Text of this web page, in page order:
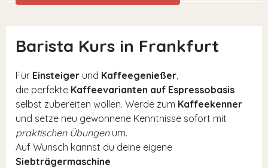
Barista Kurs in Frankfurt
Für Einsteiger und Kaffeegenießer,
die perfekte Kaffeevarianten auf Espressobasis
selbst zubereiten wollen. Werde zum Kaffeekenner
und setze neu gewonnene Kenntnisse sofort mit
praktischen Übungenum.
Auf Wunsch kannst du deine eigene
Siebträgermaschine